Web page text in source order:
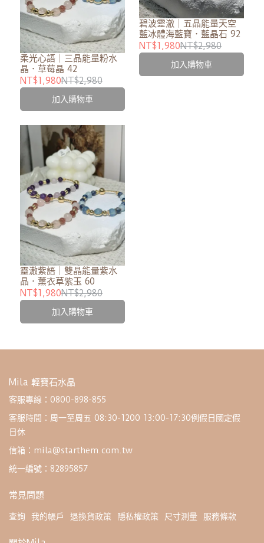
柔光心語｜三晶能量粉水
晶．草莓晶 42
NT$1,980NT$2,980
加入購物車
碧波靈澈｜五晶能量天空
藍冰體海藍寶．藍晶石 92
NT$1,980NT$2,980
加入購物車
靈澈紫語｜雙晶能量紫水
晶．薰衣草紫玉 60
NT$1,980NT$2,980
加入購物車
Mila 輕寶石水晶
客服專線：0800-898-855
客服時間：周一至周五 08:30-1200 13:00-17:30例假日國定假
日休
信箱：mila@starthem.com.tw
統一編號：82895857
常見問題
查詢 我的帳戶 退換貨政策 隱私權政策 尺寸測量 服務條款